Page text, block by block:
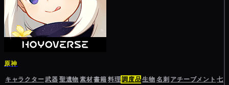
原神
キャラクター武器聖遺物素材書籍料理調度品生物名刺 アチーブメント 七